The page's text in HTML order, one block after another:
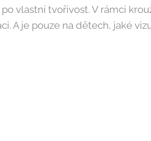
vlastní tvořivost. V rámci
A je pouze na dětech, jaké